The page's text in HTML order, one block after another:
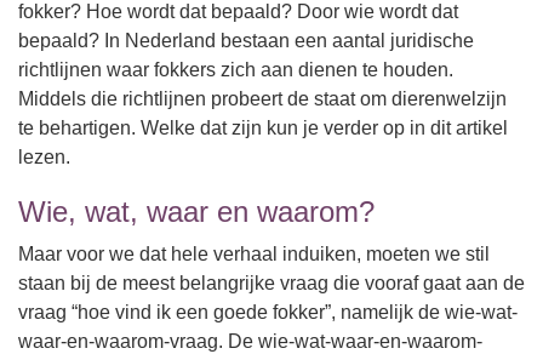
fokker? Hoe wordt dat bepaald? Door wie wordt dat
bepaald? In Nederland bestaan een aantal juridische
richtlijnen waar fokkers zich aan dienen te houden.
Middels die richtlijnen probeert de staat om dierenwelzijn
te behartigen. Welke dat zijn kun je verder op in dit artikel
lezen.
Wie, wat, waar en waarom?
Maar voor we dat hele verhaal induiken, moeten we stil
staan bij de meest belangrijke vraag die vooraf gaat aan de
vraag “hoe vind ik een goede fokker”, namelijk de wie-wat-
waar-en-waarom-vraag. De wie-wat-waar-en-waarom-